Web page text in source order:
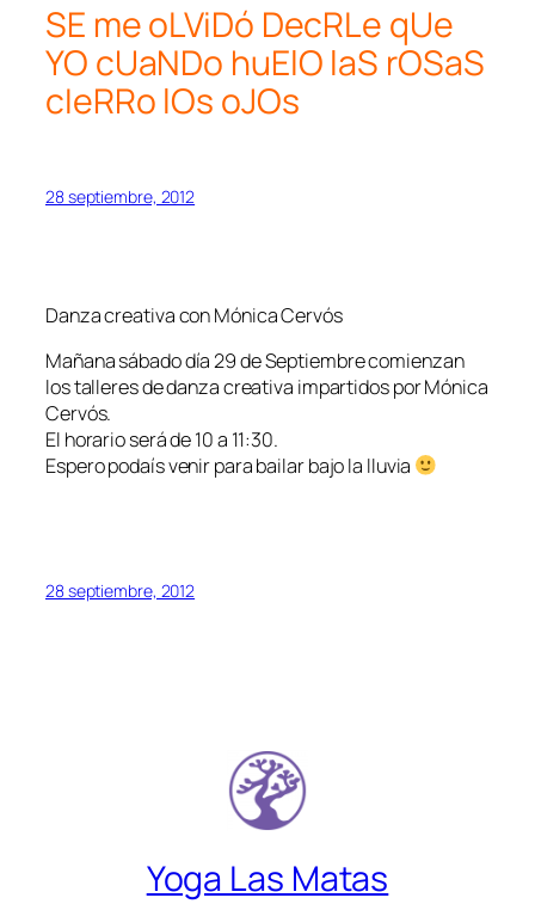
SE me oLViDó DecRLe qUe
YO cUaNDo huElO laS rOSaS
cIeRRo lOs oJOs
28 septiembre, 2012
Danza creativa con Mónica Cervós
Mañana sábado día 29 de Septiembre comienzan
los talleres de danza creativa impartidos por Mónica
Cervós.
El horario será de 10 a 11:30.
Espero podaís venir para bailar bajo la lluvia
28 septiembre, 2012
Yoga Las Matas